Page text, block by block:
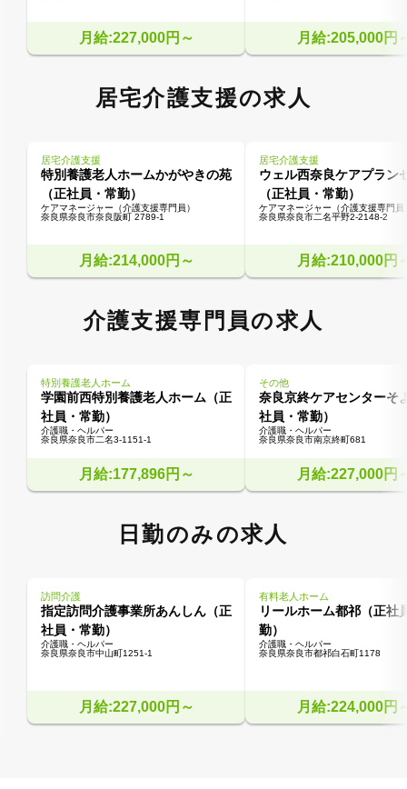
月給:227,000円～ 月給:205,000円
居宅介護支援の求人
居宅介護支援
特別養護老人ホームかがやきの苑
（正社員・常勤）
ケアマネージャー（介護支援専門員）
奈良県奈良市奈良阪町 2789-1
月給:214,000円～
居宅介護支援
ウェル西奈良ケアプラン
（正社員・常勤）
ケアマネージャー（介護支援専門員
奈良県奈良市二名平野2-2148-2
月給:210,000円
介護支援専門員の求人
特別養護老人ホーム
学園前西特別養護老人ホーム（正
社員・常勤）
介護職・ヘルパー
奈良県奈良市二名3-1151-1
月給:177,896円～
その他
奈良京終ケアセンターそ
社員・常勤）
介護職・ヘルパー
奈良県奈良市南京終町681
月給:227,000円
日勤のみの求人
訪問介護
指定訪問介護事業所あんしん（正
社員・常勤）
介護職・ヘルパー
奈良県奈良市中山町1251-1
月給:227,000円～
有料老人ホーム
リールホーム都祁（正社
勤）
介護職・ヘルパー
奈良県奈良市都祁白石町1178
月給:224,000円